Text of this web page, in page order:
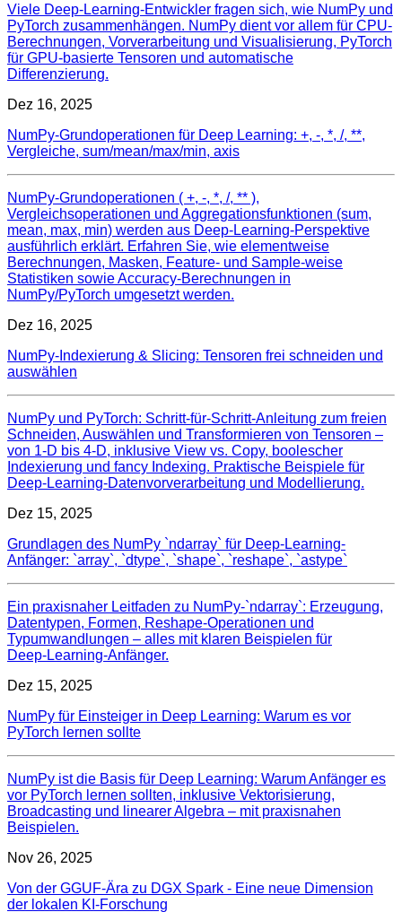
Viele Deep-Learning-Entwickler fragen sich, wie NumPy und
PyTorch zusammenhängen. NumPy dient vor allem für CPU-
Berechnungen, Vorverarbeitung und Visualisierung, PyTorch
für GPU-basierte Tensoren und automatische
Differenzierung.
Dez 16, 2025
NumPy-Grundoperationen für Deep Learning: +, -, *, /, **,
Vergleiche, sum/mean/max/min, axis
NumPy‑Grundoperationen ( +, -, *, /, ** ),
Vergleichsoperationen und Aggregationsfunktionen (sum,
mean, max, min) werden aus Deep‑Learning‑Perspektive
ausführlich erklärt. Erfahren Sie, wie elementweise
Berechnungen, Masken, Feature‑ und Sample‑weise
Statistiken sowie Accuracy‑Berechnungen in
NumPy/PyTorch umgesetzt werden.
Dez 16, 2025
NumPy‑Indexierung & Slicing: Tensoren frei schneiden und
auswählen
NumPy und PyTorch: Schritt‑für‑Schritt‑Anleitung zum freien
Schneiden, Auswählen und Transformieren von Tensoren –
von 1‑D bis 4‑D, inklusive View vs. Copy, boolescher
Indexierung und fancy Indexing. Praktische Beispiele für
Deep‑Learning‑Datenvorverarbeitung und Modellierung.
Dez 15, 2025
Grundlagen des NumPy `ndarray` für Deep-Learning-
Anfänger: `array`, `dtype`, `shape`, `reshape`, `astype`
Ein praxisnaher Leitfaden zu NumPy‑`ndarray`: Erzeugung,
Datentypen, Formen, Reshape‑Operationen und
Typumwandlungen – alles mit klaren Beispielen für
Deep‑Learning‑Anfänger.
Dez 15, 2025
NumPy für Einsteiger in Deep Learning: Warum es vor
PyTorch lernen sollte
NumPy ist die Basis für Deep Learning: Warum Anfänger es
vor PyTorch lernen sollten, inklusive Vektorisierung,
Broadcasting und linearer Algebra – mit praxisnahen
Beispielen.
Nov 26, 2025
Von der GGUF-Ära zu DGX Spark - Eine neue Dimension
der lokalen KI-Forschung